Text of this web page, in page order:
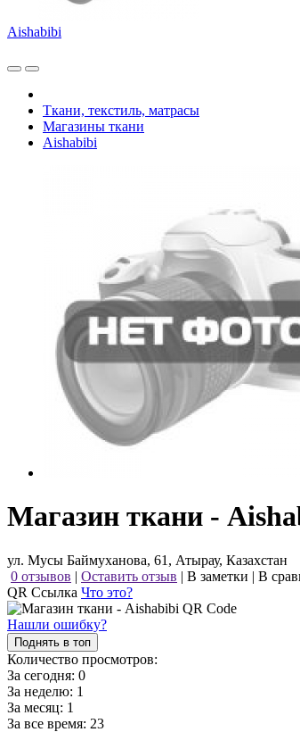
Aishabibi
Ткани, текстиль, матрасы
Магазины ткани
Aishabibi
Магазин ткани -
ул. Мусы Баймуханова, 61, Атырау, Казахстан
0 отзывов | Оставить отзыв | В заметки | В
QR Ссылка Что это?
Нашли ошибку?
Поднять в топ
Количество просмотров:
За сегодня: 0
За неделю: 1
За месяц: 1
За все время: 23